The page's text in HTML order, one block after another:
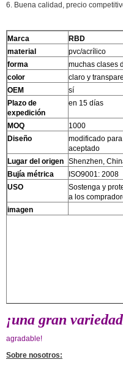
6. Buena calidad, precio
Marca
RBD
material
pvc/acrílico
forma
muchas clases
color
claro y
OEM
sí
Plazo de
expedición
en 15 días
MOQ
1000
Diseño
modificado
aceptado
Lugar del origen Shenzhen,
Bujía métrica
ISO9001: 2008
USO
Sostenga y
a los
imagen
¡una gran
agradable!
Sobre nosotros: